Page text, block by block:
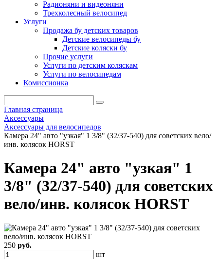
Радионяни и видеоняни
Трехколесный велосипед
Услуги
Продажа бу детских товаров
Детские велосипеды бу
Детские коляски бу
Прочие услуги
Услуги по детским коляскам
Услуги по велосипедам
Комиссионка
Главная страница
Аксессуары
Аксессуары для велосипедов
Камера 24" авто "узкая" 1 3/8" (32/37-540) для советских вело/
инв. колясок HORST
Камера 24" авто "узкая" 1
3/8" (32/37-540) для советских
вело/инв. колясок HORST
250 руб.
шт